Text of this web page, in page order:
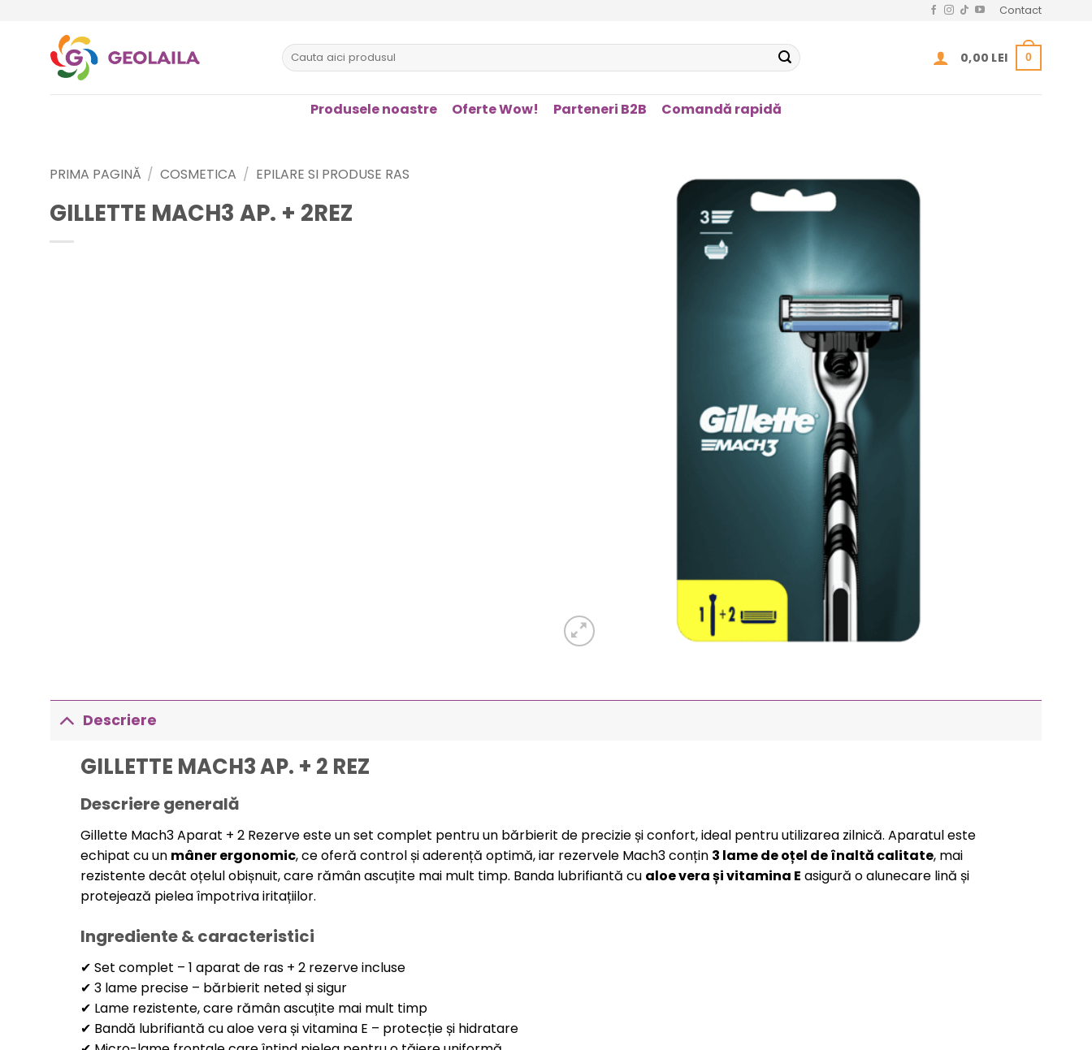
conținut
Contact
Caută
după:
0,00 LEI 0
Produsele noastre Oferte Wow! Parteneri B2B Comandă rapidă
PRIMA PAGINĂ / COSMETICA / EPILARE SI PRODUSE RAS
GILLETTE MACH3 AP. + 2REZ
Descriere
GILLETTE MACH3 AP. + 2 REZ
Descriere generală
Gillette Mach3 Aparat + 2 Rezerve este un set complet pentru un bărbierit de precizie și confort, ideal pentru utilizarea zilnică. Aparatul este
echipat cu un mâner ergonomic, ce oferă control și aderență optimă, iar rezervele Mach3 conțin 3 lame de oțel de înaltă calitate, mai
rezistente decât oțelul obișnuit, care rămân ascuțite mai mult timp. Banda lubrifiantă cu aloe vera și vitamina E asigură o alunecare lină și
protejează pielea împotriva iritațiilor.
Ingrediente & caracteristici
✔ Set complet – 1 aparat de ras + 2 rezerve incluse
✔ 3 lame precise – bărbierit neted și sigur
✔ Lame rezistente, care rămân ascuțite mai mult timp
✔ Bandă lubrifiantă cu aloe vera și vitamina E – protecție și hidratare